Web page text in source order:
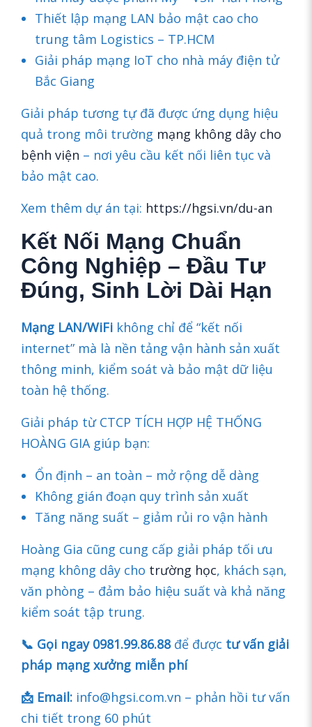
Thiết lập mạng LAN bảo mật cao cho
trung tâm Logistics – TP.HCM
Giải pháp mạng IoT cho nhà máy điện tử
Bắc Giang
Giải pháp tương tự đã được ứng dụng hiệu
quả trong môi trường mạng không dây cho
bệnh viện – nơi yêu cầu kết nối liên tục và
bảo mật cao.
Xem thêm dự án tại: https://hgsi.vn/du-an
Kết Nối Mạng Chuẩn
Công Nghiệp – Đầu Tư
Đúng, Sinh Lời Dài Hạn
Mạng LAN/WiFi không chỉ để “kết nối
internet” mà là nền tảng vận hành sản xuất
thông minh, kiểm soát và bảo mật dữ liệu
toàn hệ thống.
Giải pháp từ CTCP TÍCH HỢP HỆ THỐNG
HOÀNG GIA giúp bạn:
Ổn định – an toàn – mở rộng dễ dàng
Không gián đoạn quy trình sản xuất
Tăng năng suất – giảm rủi ro vận hành
Hoàng Gia cũng cung cấp giải pháp tối ưu
mạng không dây cho trường học, khách sạn,
văn phòng – đảm bảo hiệu suất và khả năng
kiểm soát tập trung.
📞 Gọi ngay 0981.99.86.88để được tư vấn giải
pháp mạng xưởng miễn phí
📩 Email: info@hgsi.com.vn – phản hồi tư vấn
chi tiết trong 60 phút